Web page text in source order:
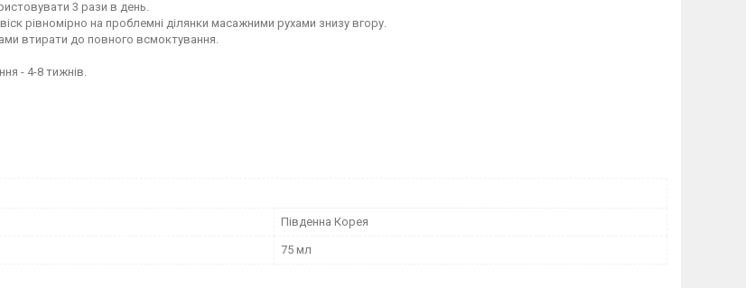
3 рази в день.
рівномірно на проблемні ділянки масажними рухами знизу вгору.
втирати до повного всмоктування.
- 4-8 тижнів.
Південна Корея
75 мл